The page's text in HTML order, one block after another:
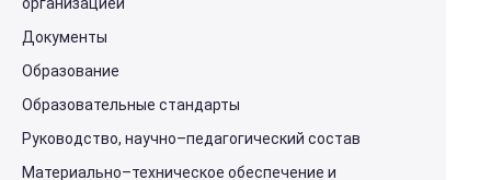
Документы
Образование
Образовательные стандарты
Руководство, научно–педагогический состав
Материально–техническое обеспечение и